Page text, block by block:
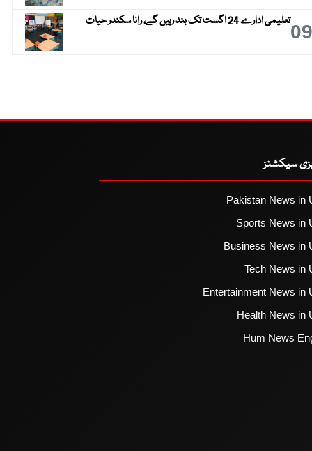
09تعلیمی ادارے 24 اگست تک بند رہیں گے، رانا سکندر حیات
سیکشنز
Pakistan News in
Sports News in
Business News in
Tech News in
Entertainment News in
Health News in
Hum News